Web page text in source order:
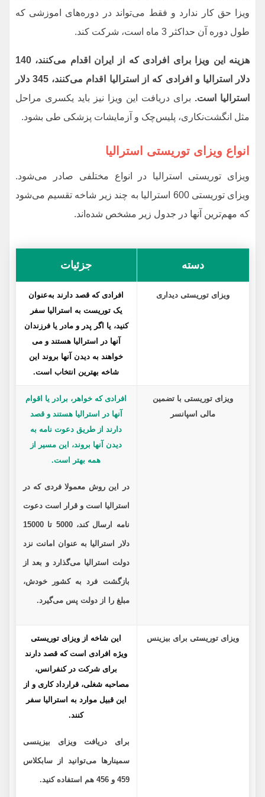
ویزا حق کار ندارد و فقط می‌تواند در دوره‌های اموزشی که
طول دوره آن حداکثر 3 ماه است، شرکت کند.
هزینه این ویزا برای افرادی که از ایران اقدام می‌کنند،140
دلار استرالیا و افرادی که از استرالیا اقدام می‌کنند،345 دلار
استرالیا است. برای دریافت این ویزا نیز باید یکسری مراحل
مثل انگشت‌نکاری، پلیس‌چک و آزمایشات پزشکی طی بشود.
انواع ویزای توریستی استرالیا
ویزای توریستی استرالیا در انواع مختلفی صادر می‌شود.
ویزای توریستی 600 استرالیا به چند زیر شاخه تقسیم می‌شود
که مهم‌ترین آنها در جدول زیر مشخص شده‌اند.
دسته جزئیات
ویزای توریستی دیداری
افرادی که قصد دارند به‌عنوان
یک توریست به استرالیا سفر
کنید، یا اگر پدر و مادر یا فرزندان
آنها در استرالیا هستند و می
خواهند به دیدن آنها بروند این
شاخه بهترین انتخاب است.
ویزای توریستی با تضمین
مالی اسپانسر
افرادی که خواهر، برادر یا اقوام
آنها در استرالیا هستند و قصد
دارند از طریق دعوت نامه به
دیدن آنها بروند، این مسیر از
همه بهتر است.
در این روش معمولا فردی که در
استرالیا است و قرار است دعوت
نامه ارسال کند، 5000 تا 15000
دلار استرالیا به عنوان امانت نزد
دولت استرالیا می‌گذارد و بعد از
بازگشت فرد به کشور خودش،
مبلغ را از دولت پس می‌گیرد.
ویزای توریستی برای بیزینس
این شاخه از ویزای توریستی
ویژه افرادی است که قصد دارند
برای شرکت در کنفرانس،
مصاحبه شغلی، قرارداد کاری و از
این قبیل موارد به استرالیا سفر
کنند.
برای دریافت ویزای بیزینسی
سمینارها می‌توانید از سابکلاس
459 و 456 هم استفاده کنید.